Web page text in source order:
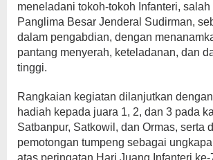
meneladani tokoh-tokoh Infanteri, salah
Panglima Besar Jenderal Sudirman,
dalam pengabdian, dengan
pantang menyerah, keteladanan, dan
tinggi.
Rangkaian kegiatan dilanjutkan
hadiah kepada juara 1, 2, dan 3 pada
Satbanpur, Satkowil, dan Ormas, serta
pemotongan tumpeng sebagai
atas peringatan Hari Juang Infanteri ke-